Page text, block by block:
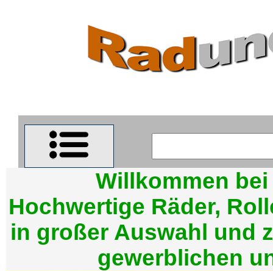
Willkommen
Hochwertige Räder,
in großer Auswahl und
gewerblichen